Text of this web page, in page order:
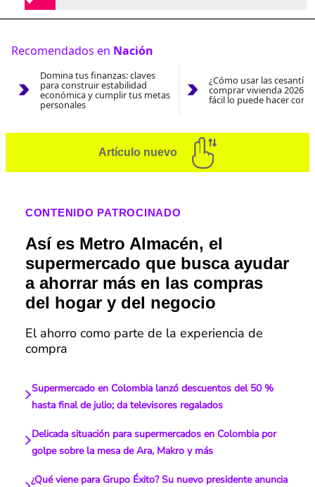
Recomendados en Nación
Domina tus finanzas: claves
para construir estabilidad
económica y cumplir tus metas
personales
¿Cómo usar las
comprar vivienda 2026?
fácil lo puede hacer con
Artículo nuevo
CONTENIDO PATROCINADO
Así es Metro Almacén, el
supermercado que busca ayudar
a ahorrar más en las compras
del hogar y del negocio
El ahorro como parte de la experiencia de
compra
Supermercado en Colombia lanzó descuentos del 50 %
hasta final de julio; da televisores regalados
Delicada situación para supermercados en Colombia por
golpe sobre la mesa de Ara, Makro y más
¿Qué viene para Grupo Éxito? Su nuevo presidente anuncia